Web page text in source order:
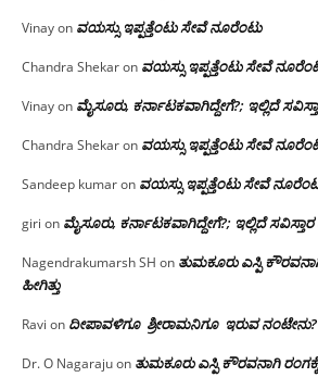
Vinayon ವಯಸ್ಸು ಇಪ್ಪತ್ತೆಂಟು ಸೇವೆ ನೂರೆಂಟು
Chandra Shekaron ವಯಸ್ಸು ಇಪ್ಪತ್ತೆಂಟು ಸೇವೆ
Vinayon ಮೈಸೂರು, ಕರ್ನಾಟಕವಾಗಿದ್ದೇಗೆ?; ಇಲ್ಲಿದೆ
Chandra Shekaron ವಯಸ್ಸು ಇಪ್ಪತ್ತೆಂಟು ಸೇವೆ
Sandeep kumaron ವಯಸ್ಸು ಇಪ್ಪತ್ತೆಂಟು ಸೇವೆ
giri on ಮೈಸೂರು, ಕರ್ನಾಟಕವಾಗಿದ್ದೇಗೆ?; ಇಲ್ಲಿದೆ
Nagendrakumarsh SH on ತುಮಕೂರು ಎಸ್ಪಿ
ಹೀಗಿತ್ತು
Ravi on ದೀಪಾವಳಿಗೂ ಶ್ರೀರಾಮನಿಗೂ ಇರುವ ನಂಟೇನು?
Dr. O Nagarajuon ತುಮಕೂರು ಎಸ್ಪಿ ಕೌರವನಾಗಿ